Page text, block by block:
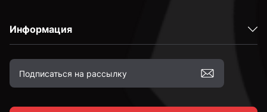
10 мм
12 мм
Информация